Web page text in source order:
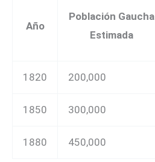
Año
Población Gaucha
Estimada
1820 200,000
1850 300,000
1880 450,000